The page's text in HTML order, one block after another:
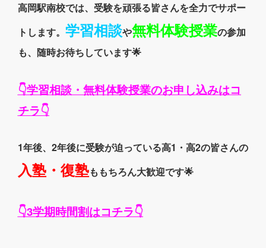
高岡駅南校では、受験を頑張る皆さんを全力でサポー
トします。 学習相談や無料体験授業の参加
も、随時お待ちしています🌟
👇学習相談・無料体験授業のお申し込みはコ
チラ👇
1年後、2年後に受験が迫っている高1・高2の皆さんの
入塾・復塾ももちろん大歓迎です🌟
👇3学期時間割はコチラ👇